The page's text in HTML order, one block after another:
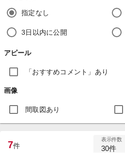
指定なし
3日以内に公開
アピール
「おすすめコメント」あり
画像
間取図あり
7件
表示件数
30件